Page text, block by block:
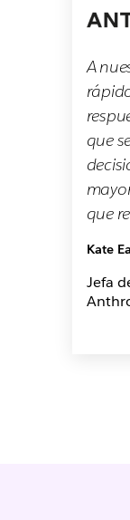
A
que
que
Kate
Jefa